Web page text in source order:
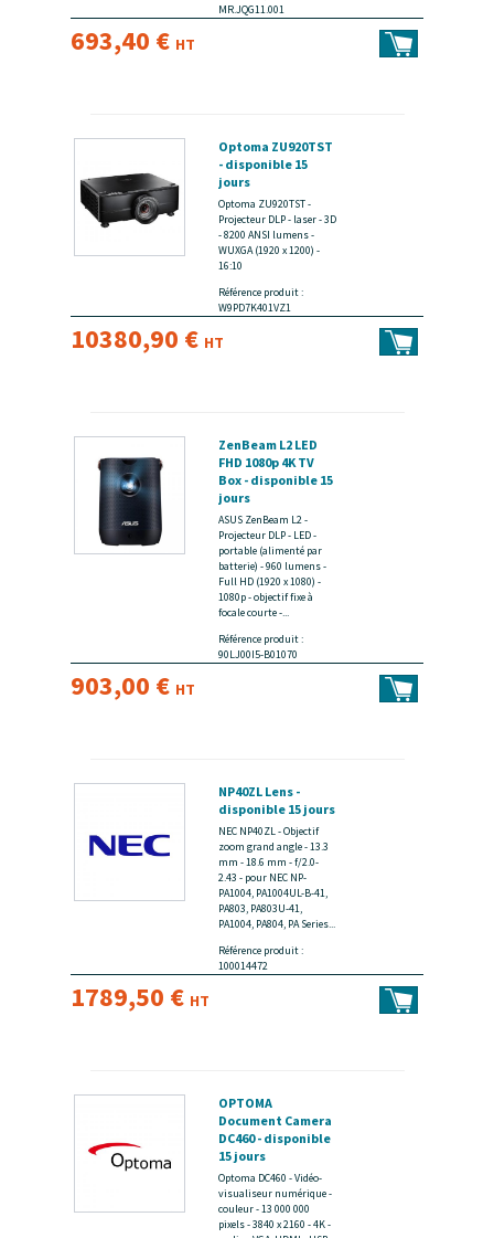
MR.JQG11.001
693,40 € HT
Optoma ZU920TST
- disponible 15
jours
Optoma ZU920TST -
Projecteur DLP - laser - 3D
- 8200 ANSI lumens -
WUXGA (1920 x 1200) -
16:10
Référence produit :
W9PD7K401VZ1
10380,90 € HT
ZenBeam L2 LED
FHD 1080p 4K TV
Box - disponible 15
jours
ASUS ZenBeam L2 -
Projecteur DLP - LED -
portable (alimenté par
batterie) - 960 lumens -
Full HD (1920 x 1080) -
1080p - objectif fixe à
focale courte -...
Référence produit :
90LJ00I5-B01070
903,00 € HT
NP40ZL Lens -
disponible 15 jours
NEC NP40ZL - Objectif
zoom grand angle - 13.3
mm - 18.6 mm - f/2.0-
2.43 - pour NEC NP-
PA1004, PA1004UL-B-41,
PA803, PA803U-41,
PA1004, PA804, PA Series...
Référence produit :
100014472
1789,50 € HT
OPTOMA
Document Camera
DC460 - disponible
15 jours
Optoma DC460 - Vidéo-
visualiseur numérique -
couleur - 13 000 000
pixels - 3840 x 2160 - 4K -